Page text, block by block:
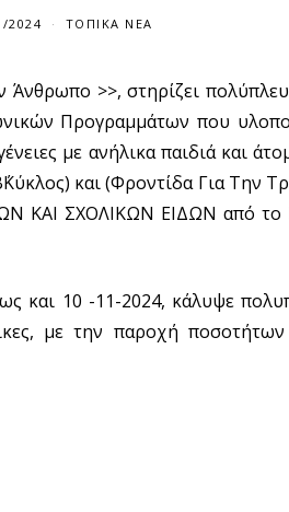
2024 ΤΟΠΙΚΆ ΝΈΑ
>>, στηρίζει
Προγραμμάτων που
με ανήλικα παιδιά και
και (Φροντίδα Για Την
ΚΑΙ ΣΧΟΛΙΚΩΝ ΕΙΔΩΝ από το
και 10 -11-2024, κάλυψε
με την παροχή